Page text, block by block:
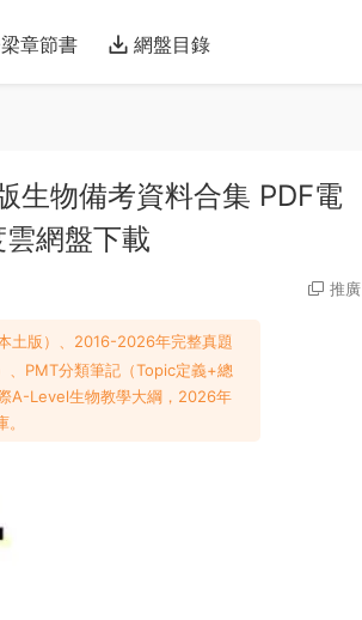
章節書 網盤目錄
生物備考資料合集 PDF電
網盤下載
推廣
土版）、2016-2026年完整真題
、PMT分類筆記（Topic定義+總
A-Level生物教學大綱，2026年